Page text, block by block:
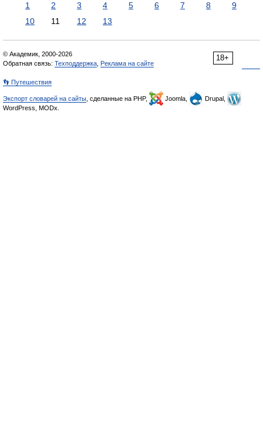
1 2 3 4 5 6 7 8
9
10
11 12 13
18+
© Академик, 2000-2026
Обратная связь: Техподдержка Реклама на сайте
👣 Путешествия
Экспорт словарей на сайты , сделанные на PHP, Joomla,
Drupal,
WordPress, MODx.